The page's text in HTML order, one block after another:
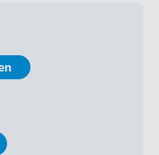
woonoppervlakte;
woonomgeving;